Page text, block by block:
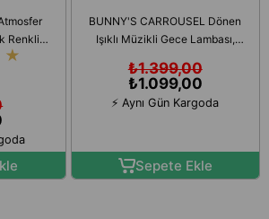
Renkli
Nebula
★
BUNNY'S CARROUSEL Dönen
Işıklı Müzikli Gece Lambası,
Oyuncak, Çocuk Odası Dekoru,
Hediye Seçeneği | HZLSTORE
₺1.099,00
₺1.399,00
Sepete Ekle
⚡ Aynı Gün Kargoda